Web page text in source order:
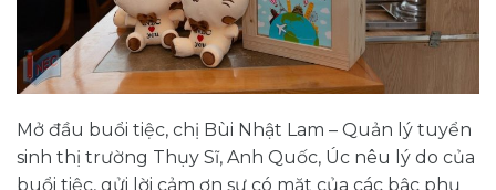
Mở đầu buổi tiệc, chị Bùi Nhật Lam – Quản lý tuyển
sinh thị trường Thụy Sĩ, Anh Quốc, Úc nêu lý do của
buổi tiệc, gửi lời cảm ơn sự có mặt của các bậc phụ